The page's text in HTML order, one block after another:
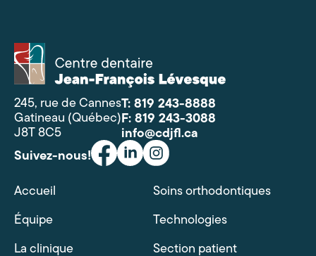
Jean-
245, rue de Cannes
Gatineau (Québec)
J8T 8C5
T: 819 243-8888
F: 819 243-3088
info@cdjfl.ca
Suivez-nous!
Accueil
Équipe
La clinique
Soins orthodontiques
Technologies
Section patient